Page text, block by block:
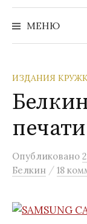
с
о
д
р
и
м
о
м
у
МЕНЮ
ИЗДАНИЯ
Опубликовано
Белкин / 18